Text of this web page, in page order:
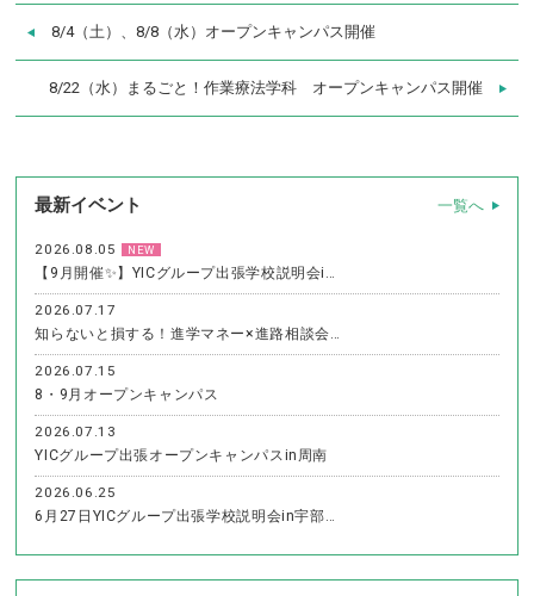
8/4（土）、8/8（水）オープンキャンパス開催
8/22（水）まるごと！作業療法学科 オープンキャンパス開催
最新イベント 一覧へ
2026.08.05 NEW
【9月開催✨】YICグループ出張学校説明会i…
2026.07.17
知らないと損する！進学マネー×進路相談会…
2026.07.15
8・9月オープンキャンパス
2026.07.13
YICグループ出張オープンキャンパスin周南
2026.06.25
6月27日YICグループ出張学校説明会in宇部…